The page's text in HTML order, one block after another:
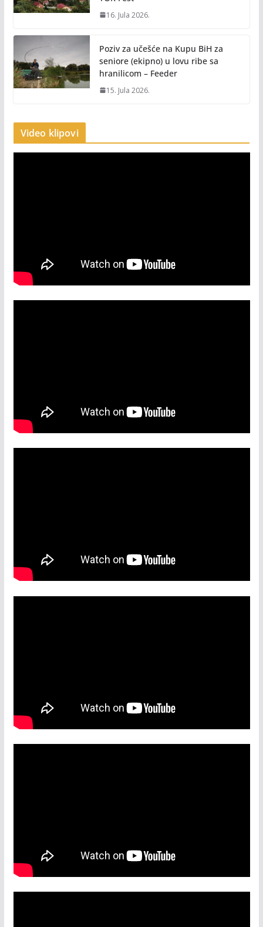
16. Jula 2026.
Poziv za učešće na Kupu BiH za
seniore (ekipno) u lovu ribe sa
hranilicom – Feeder
15. Jula 2026.
Video klipovi